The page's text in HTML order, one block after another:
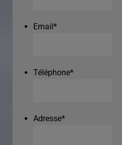
Email*
Téléphone*
Adresse*